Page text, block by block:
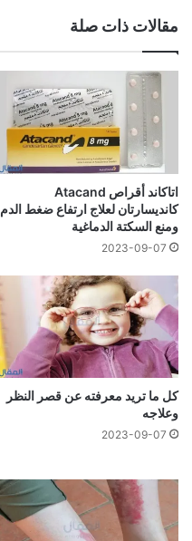
مقالات ذات صلة
اتاكاند أقراص Atacand
كانديسارتان لعلاج ارتفاع ضغط الدم
ومنع السكتة الدماغية
2023-09-07
كل ما تريد معرفته عن قصر النظر
وعلاجه
2023-09-07